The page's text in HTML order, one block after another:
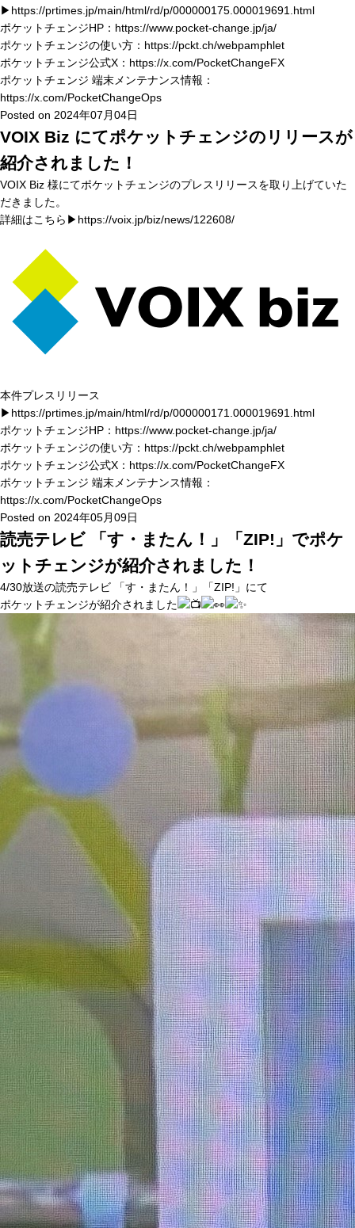
▶ https://prtimes.jp/main/html/rd/p/000000175.000019691.html
ポケットチェンジHP： https://www.pocket-change.jp/ja/
ポケットチェンジの使い方： https://pckt.ch/webpamphlet
ポケットチェンジ公式X： https://x.com/PocketChangeFX
ポケットチェンジ 端末メンテナンス情報：
https://x.com/PocketChangeOps
Posted on 2024年07月04日
VOIX Biz にてポケットチェンジのリリースが
紹介されました！
VOIX Biz 様にてポケットチェンジのプレスリリースを取り上げていた
だきました。
詳細はこちら▶https://voix.jp/biz/news/122608/
本件プレスリリース
▶ https://prtimes.jp/main/html/rd/p/000000171.000019691.html
ポケットチェンジHP： https://www.pocket-change.jp/ja/
ポケットチェンジの使い方： https://pckt.ch/webpamphlet
ポケットチェンジ公式X： https://x.com/PocketChangeFX
ポケットチェンジ 端末メンテナンス情報：
https://x.com/PocketChangeOps
Posted on 2024年05月09日
読売テレビ 「す・またん！」「ZIP!」でポケ
ットチェンジが紹介されました！
4/30放送の読売テレビ 「す・またん！」「ZIP!」にて
ポケットチェンジが紹介されました